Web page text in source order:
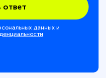
ответ
данных и